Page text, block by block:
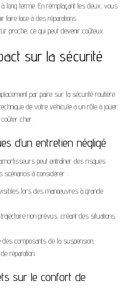
long terme. En remplaçant les deux, vous
faire face à des réparations
proche, ce qui peut devenir coûteux.
sur la sécurité
par paire sur la sécurité routière
de votre véhicule a un rôle à jouer
cher.
d’un entretien négligé
peut entraîner des risques
scénarios à considérer :
lors des manœuvres à grande
non prévus, créant des situations
composants de la suspension,
réparation.
sur le confort de